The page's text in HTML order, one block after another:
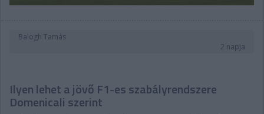
Balogh Tamás
2 napja
Ilyen lehet a jövő F1-es szabályrendszere
Domenicali szerint